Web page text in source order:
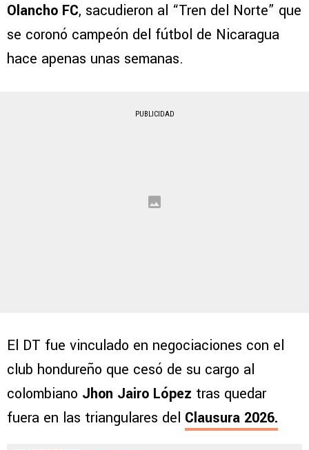
Olancho FC, sacudieron al “Tren del Norte” que
se coronó campeón del fútbol de Nicaragua
hace apenas unas semanas.
PUBLICIDAD
El DT fue vinculado en negociaciones con el
club hondureño que cesó de su cargo al
colombiano Jhon Jairo López tras quedar
fuera en las triangulares del Clausura 2026.